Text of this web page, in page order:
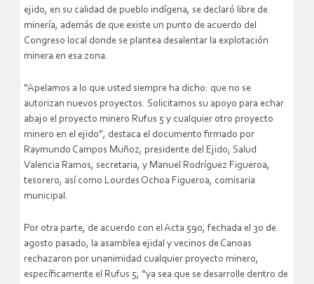
ejido, en su calidad de pueblo indígena, se declaró libre de
minería, además de que existe un punto de acuerdo del
Congreso local donde se plantea desalentar la explotación
minera en esa zona.
“Apelamos a lo que usted siempre ha dicho: que no se
autorizan nuevos proyectos. Solicitamos su apoyo para echar
abajo el proyecto minero Rufus 5 y cualquier otro proyecto
minero en el ejido”, destaca el documento firmado por
Raymundo Campos Muñoz, presidente del Ejido; Salud
Valencia Ramos, secretaria, y Manuel Rodríguez Figueroa,
tesorero, así como Lourdes Ochoa Figueroa, comisaria
municipal.
Por otra parte, de acuerdo con el Acta 590, fechada el 30 de
agosto pasado, la asamblea ejidal y vecinos de Canoas
rechazaron por unanimidad cualquier proyecto minero,
específicamente el Rufus 5, “ya sea que se desarrolle dentro de